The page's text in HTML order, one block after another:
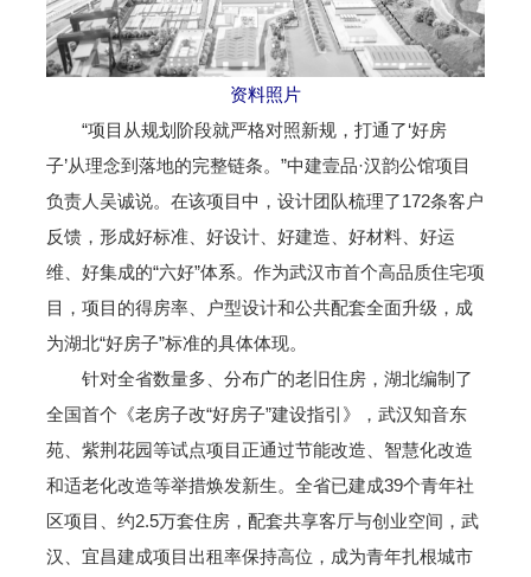
资料照片
“项目从规划阶段就严格对照新规，打通了‘好房
子’从理念到落地的完整链条。”中建壹品·汉韵公馆项目
负责人吴诚说。在该项目中，设计团队梳理了172条客户
反馈，形成好标准、好设计、好建造、好材料、好运
维、好集成的“六好”体系。作为武汉市首个高品质住宅项
目，项目的得房率、户型设计和公共配套全面升级，成
为湖北“好房子”标准的具体体现。
针对全省数量多、分布广的老旧住房，湖北编制了
全国首个《老房子改“好房子”建设指引》，武汉知音东
苑、紫荆花园等试点项目正通过节能改造、智慧化改造
和适老化改造等举措焕发新生。全省已建成39个青年社
区项目、约2.5万套住房，配套共享客厅与创业空间，武
汉、宜昌建成项目出租率保持高位，成为青年扎根城市